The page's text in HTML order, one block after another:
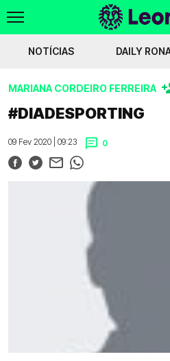
vermelho por mostrar P. Henriques
WIKILEONINO
HISTÓRIAS DO LEÃO
CURIOSIDADES
NOTÍCIAS DAILY
MARIANA CORDEIRO FERREIRA
#DIADESPORTING
09 Fev 2020 | 09:23 0